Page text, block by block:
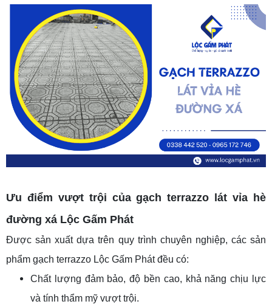
Ưu điểm vượt trội của gạch terrazzo lát vỉa hè
đường xá Lộc Gấm Phát
Được sản xuất dựa trên quy trình chuyên nghiệp, các sản
phẩm gạch terrazzo Lộc Gấm Phát đều có:
Chất lượng đảm bảo, độ bền cao, khả năng chịu lực
và tính thẩm mỹ vượt trội.